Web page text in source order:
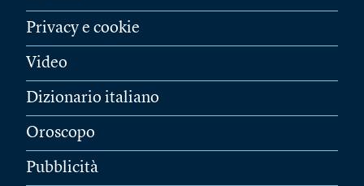
Privacy e cookie
Video
Dizionario italiano
Oroscopo
Pubblicità